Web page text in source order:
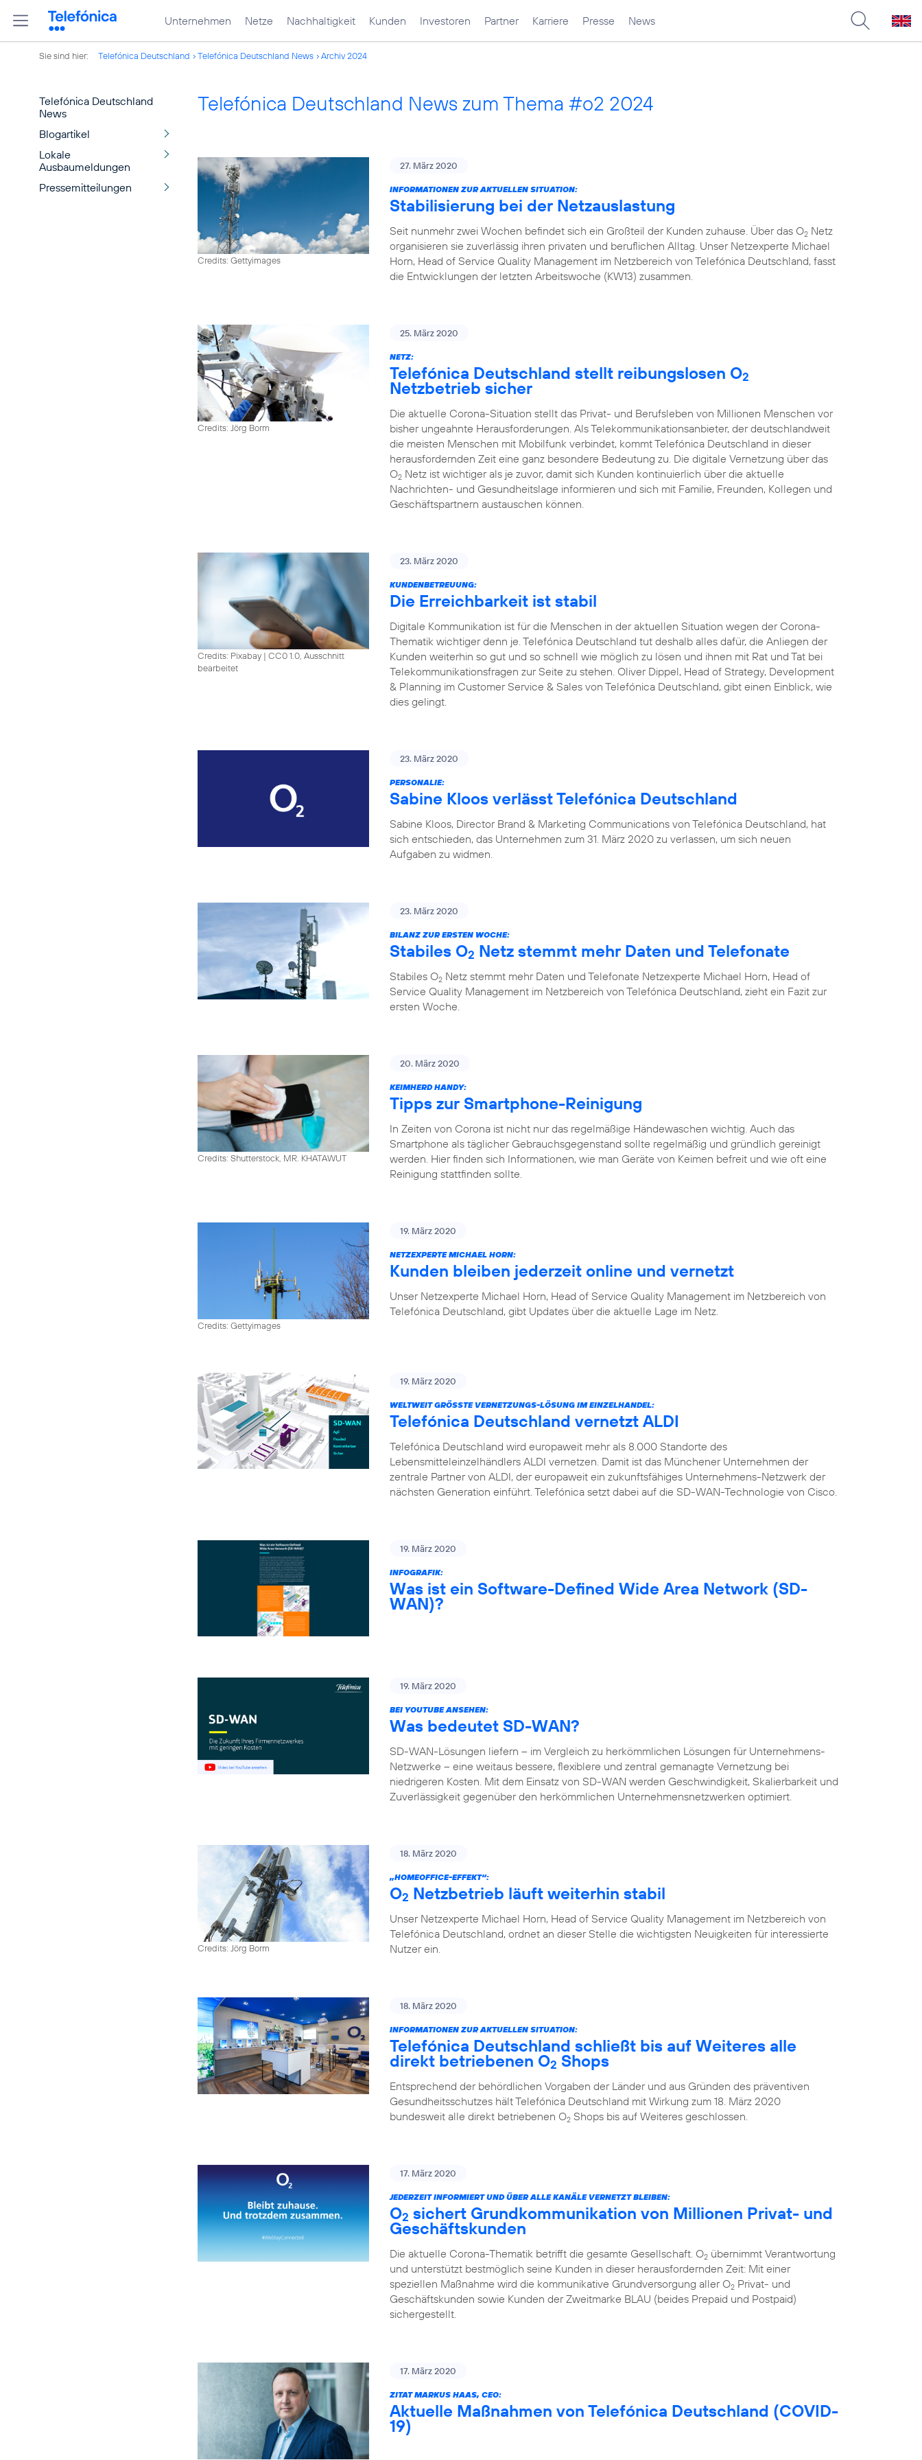
Unternehmen Netze Nachhaltigkeit Kunden Investoren Partner Karriere Presse News
Sie sind hier: Telefónica Deutschland Telefónica Deutschland News Archiv 2024
Telefónica Deutschland
News
Blogartikel
Lokale
Ausbaumeldungen
Pressemitteilungen
Telefónica Deutschland News zum Thema #o2 2024
Credits: Gettyimages
27. März 2020
INFORMATIONEN ZUR AKTUELLEN SITUATION:
Stabilisierung bei der Netzauslastung
Seit nunmehr zwei Wochen befindet sich ein Großteil der Kunden zuhause. Über das O2 Netz
organisieren sie zuverlässig ihren privaten und beruflichen Alltag. Unser Netzexperte Michael
Horn, Head of Service Quality Management im Netzbereich von Telefónica Deutschland, fasst
die Entwicklungen der letzten Arbeitswoche (KW13) zusammen.
Credits: Jörg Borm
25. März 2020
NETZ:
Telefónica Deutschland stellt reibungslosen O2
Netzbetrieb sicher
Die aktuelle Corona-Situation stellt das Privat- und Berufsleben von Millionen Menschen vor
bisher ungeahnte Herausforderungen. Als Telekommunikationsanbieter, der deutschlandweit
die meisten Menschen mit Mobilfunk verbindet, kommt Telefónica Deutschland in dieser
herausfordernden Zeit eine ganz besondere Bedeutung zu. Die digitale Vernetzung über das
O2 Netz ist wichtiger als je zuvor, damit sich Kunden kontinuierlich über die aktuelle
Nachrichten- und Gesundheitslage informieren und sich mit Familie, Freunden, Kollegen und
Geschäftspartnern austauschen können.
Credits: Pixabay | CC0 1.0, Ausschnitt
bearbeitet
23. März 2020
KUNDENBETREUUNG:
Die Erreichbarkeit ist stabil
Digitale Kommunikation ist für die Menschen in der aktuellen Situation wegen der Corona-
Thematik wichtiger denn je. Telefónica Deutschland tut deshalb alles dafür, die Anliegen der
Kunden weiterhin so gut und so schnell wie möglich zu lösen und ihnen mit Rat und Tat bei
Telekommunikationsfragen zur Seite zu stehen. Oliver Dippel, Head of Strategy, Development
& Planning im Customer Service & Sales von Telefónica Deutschland, gibt einen Einblick, wie
dies gelingt.
23. März 2020
PERSONALIE:
Sabine Kloos verlässt Telefónica Deutschland
Sabine Kloos, Director Brand & Marketing Communications von Telefónica Deutschland, hat
sich entschieden, das Unternehmen zum 31. März 2020 zu verlassen, um sich neuen
Aufgaben zu widmen.
23. März 2020
BILANZ ZUR ERSTEN WOCHE:
Stabiles O2 Netz stemmt mehr Daten und Telefonate
Stabiles O2 Netz stemmt mehr Daten und Telefonate Netzexperte Michael Horn, Head of
Service Quality Management im Netzbereich von Telefónica Deutschland, zieht ein Fazit zur
ersten Woche.
Credits: Shutterstock, MR. KHATAWUT
20. März 2020
KEIMHERD HANDY:
Tipps zur Smartphone-Reinigung
In Zeiten von Corona ist nicht nur das regelmäßige Händewaschen wichtig. Auch das
Smartphone als täglicher Gebrauchsgegenstand sollte regelmäßig und gründlich gereinigt
werden. Hier finden sich Informationen, wie man Geräte von Keimen befreit und wie oft eine
Reinigung stattfinden sollte.
Credits: Gettyimages
19. März 2020
NETZEXPERTE MICHAEL HORN:
Kunden bleiben jederzeit online und vernetzt
Unser Netzexperte Michael Horn, Head of Service Quality Management im Netzbereich von
Telefónica Deutschland, gibt Updates über die aktuelle Lage im Netz.
19. März 2020
WELTWEIT GRÖSSTE VERNETZUNGS-LÖSUNG IM EINZELHANDEL:
Telefónica Deutschland vernetzt ALDI
Telefónica Deutschland wird europaweit mehr als 8.000 Standorte des
Lebensmitteleinzelhändlers ALDI vernetzen. Damit ist das Münchener Unternehmen der
zentrale Partner von ALDI, der europaweit ein zukunftsfähiges Unternehmens-Netzwerk der
nächsten Generation einführt. Telefónica setzt dabei auf die SD-WAN-Technologie von Cisco.
19. März 2020
INFOGRAFIK:
Was ist ein Software-Defined Wide Area Network (SD-
WAN)?
19. März 2020
BEI YOUTUBE ANSEHEN:
Was bedeutet SD-WAN?
SD-WAN-Lösungen liefern – im Vergleich zu herkömmlichen Lösungen für Unternehmens-
Netzwerke – eine weitaus bessere, flexiblere und zentral gemanagte Vernetzung bei
niedrigeren Kosten. Mit dem Einsatz von SD-WAN werden Geschwindigkeit, Skalierbarkeit und
Zuverlässigkeit gegenüber den herkömmlichen Unternehmensnetzwerken optimiert.
Credits: Jörg Borm
18. März 2020
„HOMEOFFICE-EFFEKT“:
O2 Netzbetrieb läuft weiterhin stabil
Unser Netzexperte Michael Horn, Head of Service Quality Management im Netzbereich von
Telefónica Deutschland, ordnet an dieser Stelle die wichtigsten Neuigkeiten für interessierte
Nutzer ein.
18. März 2020
INFORMATIONEN ZUR AKTUELLEN SITUATION:
Telefónica Deutschland schließt bis auf Weiteres alle
direkt betriebenen O2 Shops
Entsprechend der behördlichen Vorgaben der Länder und aus Gründen des präventiven
Gesundheitsschutzes hält Telefónica Deutschland mit Wirkung zum 18. März 2020
bundesweit alle direkt betriebenen O2 Shops bis auf Weiteres geschlossen.
17. März 2020
JEDERZEIT INFORMIERT UND ÜBER ALLE KANÄLE VERNETZT BLEIBEN:
O2 sichert Grundkommunikation von Millionen Privat- und
Geschäftskunden
Die aktuelle Corona-Thematik betrifft die gesamte Gesellschaft. O2 übernimmt Verantwortung
und unterstützt bestmöglich seine Kunden in dieser herausfordernden Zeit: Mit einer
speziellen Maßnahme wird die kommunikative Grundversorgung aller O2 Privat- und
Geschäftskunden sowie Kunden der Zweitmarke BLAU (beides Prepaid und Postpaid)
sichergestellt.
17. März 2020
ZITAT MARKUS HAAS, CEO:
Aktuelle Maßnahmen von Telefónica Deutschland (COVID-
19)